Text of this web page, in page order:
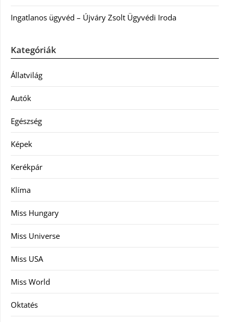
Ingatlanos ügyvéd – Újváry Zsolt Ügyvédi Iroda
Kategóriák
Állatvilág
Autók
Egészség
Képek
Kerékpár
Klíma
Miss Hungary
Miss Universe
Miss USA
Miss World
Oktatés